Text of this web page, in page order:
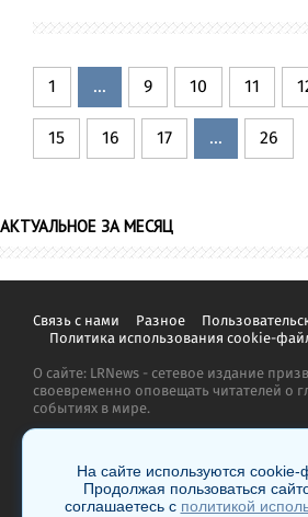
1 ... 9 10 11
15
16 17 ... 26
АКТУАЛЬНОЕ ЗА МЕСЯЦ
Связь с нами Разное
Политика использования cookie-
О сайте: LRNews - сетевое издание
своевременно оповещать читателей о
событиях в мире.
Копирование материалов сайта
На сайте используются cookie-
Продолжая пользоваться
соглашаетесь с политикой